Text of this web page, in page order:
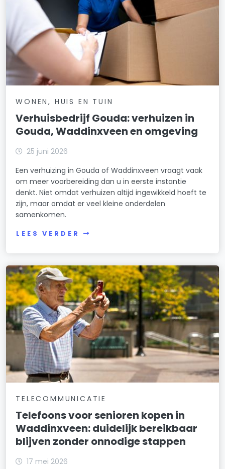
WONEN, HUIS EN TUIN
Verhuisbedrijf Gouda: verhuizen in
Gouda, Waddinxveen en omgeving
25 juni 2026
Een verhuizing in Gouda of Waddinxveen vraagt vaak
om meer voorbereiding dan u in eerste instantie
denkt. Niet omdat verhuizen altijd ingewikkeld hoeft te
zijn, maar omdat er veel kleine onderdelen
samenkomen.
LEES VERDER
TELECOMMUNICATIE
Telefoons voor senioren kopen in
Waddinxveen: duidelijk bereikbaar
blijven zonder onnodige stappen
17 mei 2026